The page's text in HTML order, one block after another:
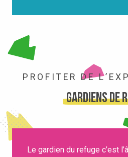
PROFITER DE
gardiens de
Le gardien du refuge c’est